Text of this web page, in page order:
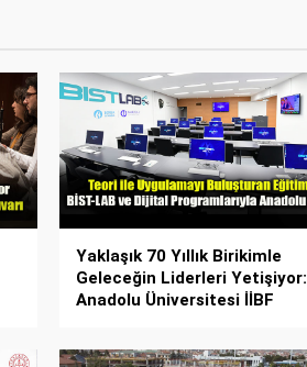
Yaklaşık 70 Yıllık Birikimle
Geleceğin Liderleri Yetişiyor:
Anadolu Üniversitesi İİBF